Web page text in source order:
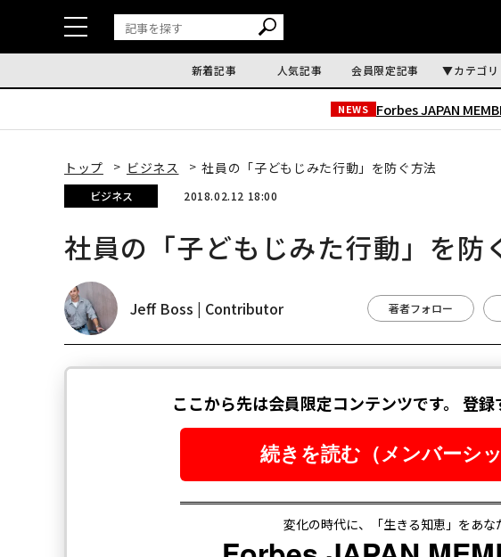
新着記事 人気記事 会員限定記事 カテゴリ
NEWS Forbes JAPAN
トップ ビジネス 社員の「子どもじみた行動」を防ぐ方法
ビジネス 2018.02.12 18:00
社員の「子どもじみた行動」を防
Jeff Boss | Contributor 著者フォロー